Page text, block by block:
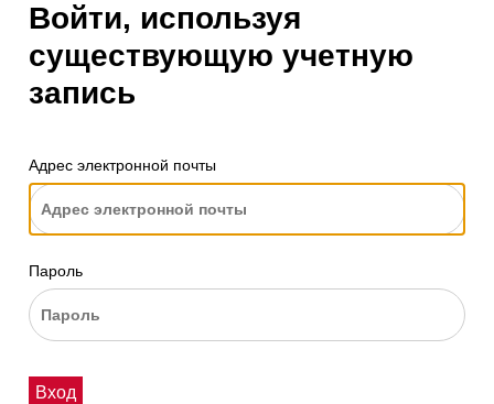
Войти, используя
существующую учетную
запись
Адрес электронной почты
Пароль
Вход